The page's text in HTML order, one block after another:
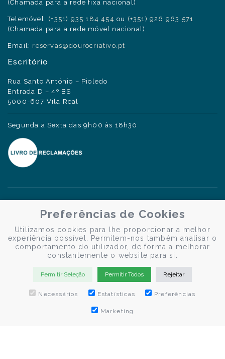
(Chamada para a rede fixa nacional)
Telemóvel: (+351) 935 184 454 ou (+351) 926 963 571
(Chamada para a rede móvel nacional)
Email: reservas@dourocriativo.pt
Escritório
Rua Santo António – Pioledo
Entrada D – 4º BS
5000-607 Vila Real
Segunda a Sexta das 9h00 às 18h30
Preferências de Cookies
Utilizamos cookies para lhe proporcionar a melhor
experiência possível. Permitem-nos também analisar o
comportamento do utilizador, de forma a melhorar
constantemente o website para si.
Permitir Seleção Permitir Todos Rejeitar
Necessários Estatísticas Preferências
Marketing